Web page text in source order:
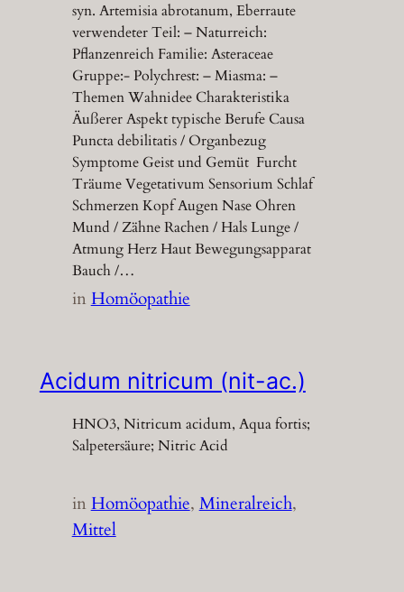
syn. Artemisia abrotanum, Eberraute
verwendeter Teil: – Naturreich:
Pflanzenreich Familie: Asteraceae
Gruppe:- Polychrest: – Miasma: –
Themen Wahnidee Charakteristika
Äußerer Aspekt typische Berufe Causa
Puncta debilitatis / Organbezug
Symptome Geist und Gemüt Furcht
Träume Vegetativum Sensorium Schlaf
Schmerzen Kopf Augen Nase Ohren
Mund / Zähne Rachen / Hals Lunge /
Atmung Herz Haut Bewegungsapparat
Bauch /…
inHomöopathie
Acidum nitricum (nit-ac.)
HNO3, Nitricum acidum, Aqua fortis;
Salpetersäure; Nitric Acid
inHomöopathie, Mineralreich
Mittel